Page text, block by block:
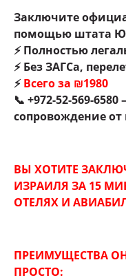
Заключите
помощью штата
⚡ Полностью
⚡ Без ЗАГСа,
⚡Всего за ₪1980
📞 +972-52-569-
сопровождение от
ВЫ ХОТИТЕ
ИЗРАИЛЯ ЗА 15
ОТЕЛЯХ И
ПРЕИМУЩЕСТВА
ПРОСТО: